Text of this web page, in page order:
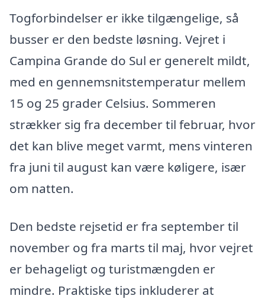
Togforbindelser er ikke tilgængelige, så
busser er den bedste løsning. Vejret i
Campina Grande do Sul er generelt mildt,
med en gennemsnitstemperatur mellem
15 og 25 grader Celsius. Sommeren
strækker sig fra december til februar, hvor
det kan blive meget varmt, mens vinteren
fra juni til august kan være køligere, især
om natten.
Den bedste rejsetid er fra september til
november og fra marts til maj, hvor vejret
er behageligt og turistmængden er
mindre. Praktiske tips inkluderer at